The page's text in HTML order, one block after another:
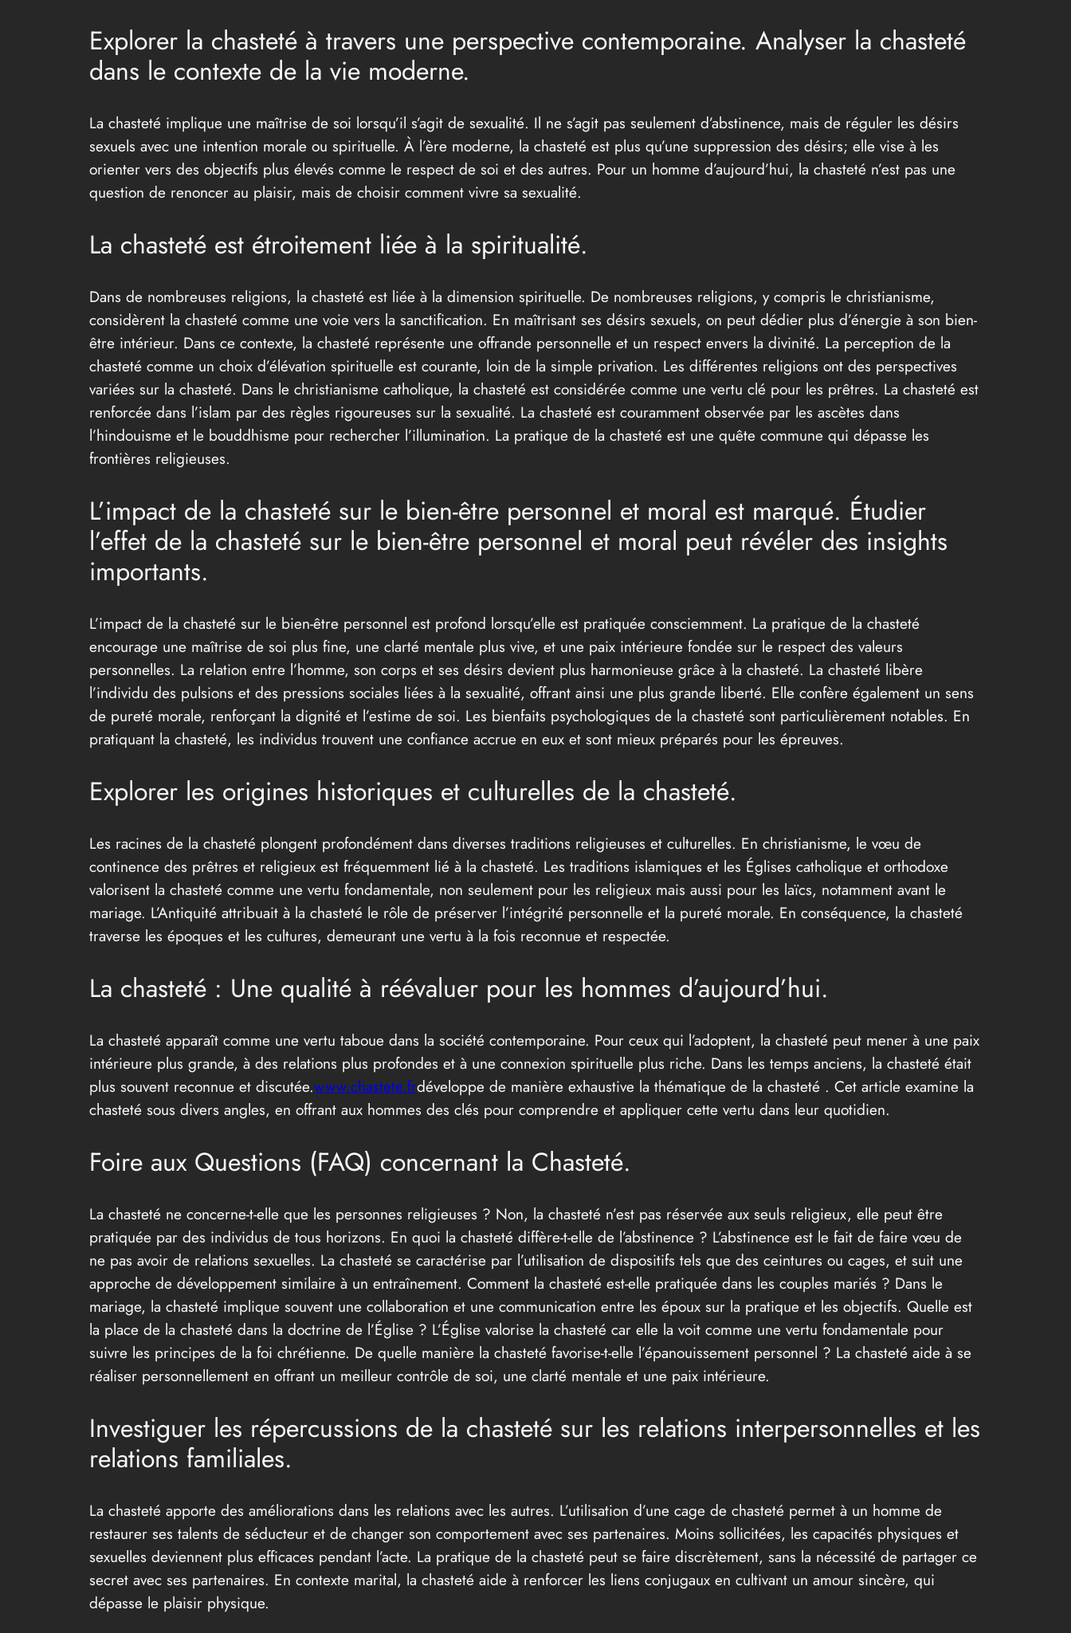
Explorer la chasteté à travers une perspective contemporaine. Analyser la chasteté
dans le contexte de la vie moderne.
La chasteté implique une maîtrise de soi lorsqu’il s’agit de sexualité. Il ne s’agit pas seulement d’abstinence, mais de réguler les désirs
sexuels avec une intention morale ou spirituelle. À l’ère moderne, la chasteté est plus qu’une suppression des désirs; elle vise à les
orienter vers des objectifs plus élevés comme le respect de soi et des autres. Pour un homme d’aujourd’hui, la chasteté n’est pas une
question de renoncer au plaisir, mais de choisir comment vivre sa sexualité.
La chasteté est étroitement liée à la spiritualité.
Dans de nombreuses religions, la chasteté est liée à la dimension spirituelle. De nombreuses religions, y compris le christianisme,
considèrent la chasteté comme une voie vers la sanctification. En maîtrisant ses désirs sexuels, on peut dédier plus d’énergie à son bien-
être intérieur. Dans ce contexte, la chasteté représente une offrande personnelle et un respect envers la divinité. La perception de la
chasteté comme un choix d’élévation spirituelle est courante, loin de la simple privation. Les différentes religions ont des perspectives
variées sur la chasteté. Dans le christianisme catholique, la chasteté est considérée comme une vertu clé pour les prêtres. La chasteté est
renforcée dans l’islam par des règles rigoureuses sur la sexualité. La chasteté est couramment observée par les ascètes dans
l’hindouisme et le bouddhisme pour rechercher l’illumination. La pratique de la chasteté est une quête commune qui dépasse les
frontières religieuses.
L’impact de la chasteté sur le bien-être personnel et moral est marqué. Étudier
l’effet de la chasteté sur le bien-être personnel et moral peut révéler des insights
importants.
L’impact de la chasteté sur le bien-être personnel est profond lorsqu’elle est pratiquée consciemment. La pratique de la chasteté
encourage une maîtrise de soi plus fine, une clarté mentale plus vive, et une paix intérieure fondée sur le respect des valeurs
personnelles. La relation entre l’homme, son corps et ses désirs devient plus harmonieuse grâce à la chasteté. La chasteté libère
l’individu des pulsions et des pressions sociales liées à la sexualité, offrant ainsi une plus grande liberté. Elle confère également un sens
de pureté morale, renforçant la dignité et l’estime de soi. Les bienfaits psychologiques de la chasteté sont particulièrement notables. En
pratiquant la chasteté, les individus trouvent une confiance accrue en eux et sont mieux préparés pour les épreuves.
Explorer les origines historiques et culturelles de la chasteté.
Les racines de la chasteté plongent profondément dans diverses traditions religieuses et culturelles. En christianisme, le vœu de
continence des prêtres et religieux est fréquemment lié à la chasteté. Les traditions islamiques et les Églises catholique et orthodoxe
valorisent la chasteté comme une vertu fondamentale, non seulement pour les religieux mais aussi pour les laïcs, notamment avant le
mariage. L’Antiquité attribuait à la chasteté le rôle de préserver l’intégrité personnelle et la pureté morale. En conséquence, la chasteté
traverse les époques et les cultures, demeurant une vertu à la fois reconnue et respectée.
La chasteté : Une qualité à réévaluer pour les hommes d’aujourd’hui.
La chasteté apparaît comme une vertu taboue dans la société contemporaine. Pour ceux qui l’adoptent, la chasteté peut mener à une paix
intérieure plus grande, à des relations plus profondes et à une connexion spirituelle plus riche. Dans les temps anciens, la chasteté était
plus souvent reconnue et discutée.www.chastete.frdéveloppe de manière exhaustive la thématique de la chasteté . Cet article examine la
chasteté sous divers angles, en offrant aux hommes des clés pour comprendre et appliquer cette vertu dans leur quotidien.
Foire aux Questions (FAQ) concernant la Chasteté.
La chasteté ne concerne-t-elle que les personnes religieuses ? Non, la chasteté n’est pas réservée aux seuls religieux, elle peut être
pratiquée par des individus de tous horizons. En quoi la chasteté diffère-t-elle de l’abstinence ? L’abstinence est le fait de faire vœu de
ne pas avoir de relations sexuelles. La chasteté se caractérise par l’utilisation de dispositifs tels que des ceintures ou cages, et suit une
approche de développement similaire à un entraînement. Comment la chasteté est-elle pratiquée dans les couples mariés ? Dans le
mariage, la chasteté implique souvent une collaboration et une communication entre les époux sur la pratique et les objectifs. Quelle est
la place de la chasteté dans la doctrine de l’Église ? L’Église valorise la chasteté car elle la voit comme une vertu fondamentale pour
suivre les principes de la foi chrétienne. De quelle manière la chasteté favorise-t-elle l’épanouissement personnel ? La chasteté aide à se
réaliser personnellement en offrant un meilleur contrôle de soi, une clarté mentale et une paix intérieure.
Investiguer les répercussions de la chasteté sur les relations interpersonnelles et les
relations familiales.
La chasteté apporte des améliorations dans les relations avec les autres. L’utilisation d’une cage de chasteté permet à un homme de
restaurer ses talents de séducteur et de changer son comportement avec ses partenaires. Moins sollicitées, les capacités physiques et
sexuelles deviennent plus efficaces pendant l’acte. La pratique de la chasteté peut se faire discrètement, sans la nécessité de partager ce
secret avec ses partenaires. En contexte marital, la chasteté aide à renforcer les liens conjugaux en cultivant un amour sincère, qui
dépasse le plaisir physique.